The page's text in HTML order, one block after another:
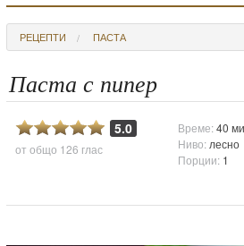
РЕЦЕПТИ ПАСТА
Паста с пипер
5.0
от общо 126 глас
Време:40
Ниво: лесно
Порции: 1